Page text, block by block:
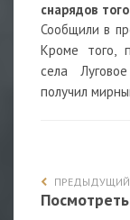
снарядов
Сообщили в
Кроме того,
села
получил
Посмотреть